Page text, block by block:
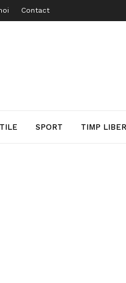
Contact
SPORT TIMP LIBER